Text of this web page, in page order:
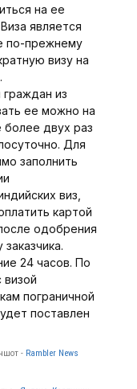
на ее
является
по-прежнему
визу на
граждан из
ее можно на
более двух раз
Для
заполнить
виз,
картой
одобрения
24 часов. По
пограничной
поставлен
- Rambler News